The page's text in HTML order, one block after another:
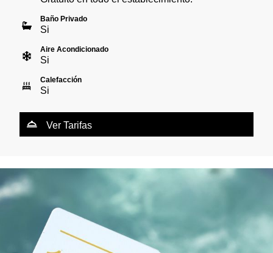
Baño Privado
Si
Aire Acondicionado
Si
Calefacción
Si
Ver Tarifas